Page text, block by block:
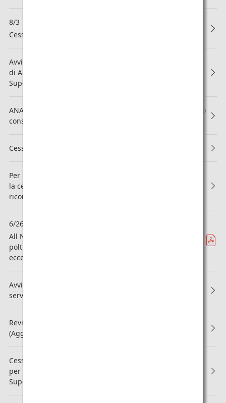
8/3
Cessazione della partnership con Asiana Airlines (OZ)
Avviso relativo alla modifica dei Termini e delle condizioni
di ANA Mileage Club e delle regole di iscrizione ad ANA
Super Flyers
ANA ha ottenuto la classificazione a 5 stelle per il 13°anno
consecutivo!
Cessazione del servizio punti di upgrade
Per il secondo anno consecutivo, ANA Group ha ottenuto
la certificazione APEX "WORLD CLASS", ovvero il massimo
riconoscimento dell'organizzazione.
6/26
All Nippon Airways presenta “THE Room FX”: la nuova
poltrona di business class che promette un comfort
eccezionale
Avviso sulla revisione dei Termini e delle condizioni del
servizio ANA Mileage Club Family Account
Revisione parziale dei servizi per i soci ANA Mileage Club
(Aggiornato il 3 settembre 2025)
Cessazione degli omaggi di agende, calendari e taccuini
per i soci Diamond Service e Platinum Service e per i soci
Super Flyers